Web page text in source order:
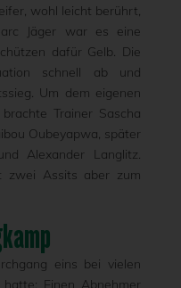
wohl leicht berührt,
Jäger war es eine
dafür Gelb. Die
schnell ab und
Um dem eigenen
Trainer Sascha
Oubeyapwa, später
Alexander Langlitz.
zwei Assits aber zum
eins bei vielen
Einen Abnehmer